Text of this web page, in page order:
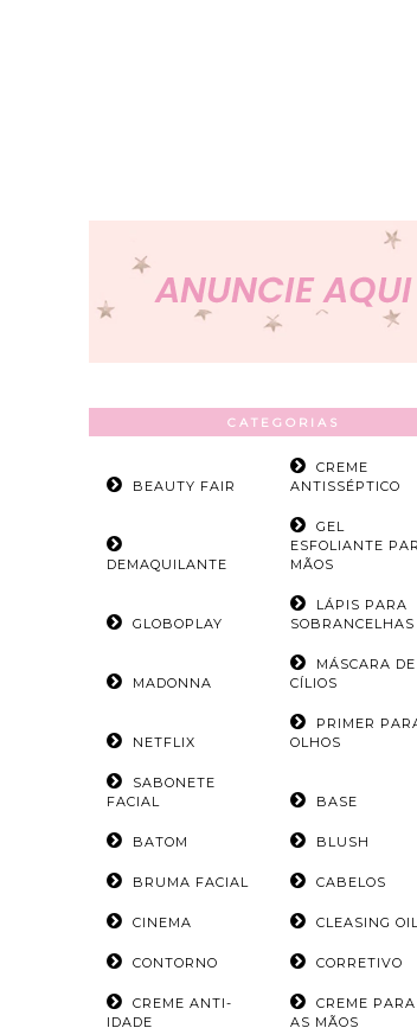
CATEGORIAS
BEAUTY FAIR
CREME
ANTISSÉPTICO
DEMAQUILANTE
GEL
ESFOLIANTE
MÃOS
GLOBOPLAY
LÁPIS PARA
SOBRANCELHAS
MADONNA
MÁSCARA DE
CÍLIOS
NETFLIX
PRIMER
OLHOS
SABONETE
FACIAL
BASE
BATOM BLUSH
BRUMA FACIAL CABELOS
CINEMA CLEASING
CONTORNO CORRETIVO
CREME ANTI-
IDADE
CREME PARA
AS MÃOS